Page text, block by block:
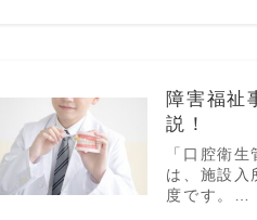
障害福祉
説！
「口腔衛
は、施設入
度です。…